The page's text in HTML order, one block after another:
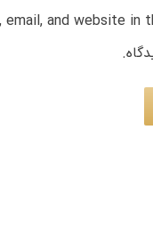
email, and website in